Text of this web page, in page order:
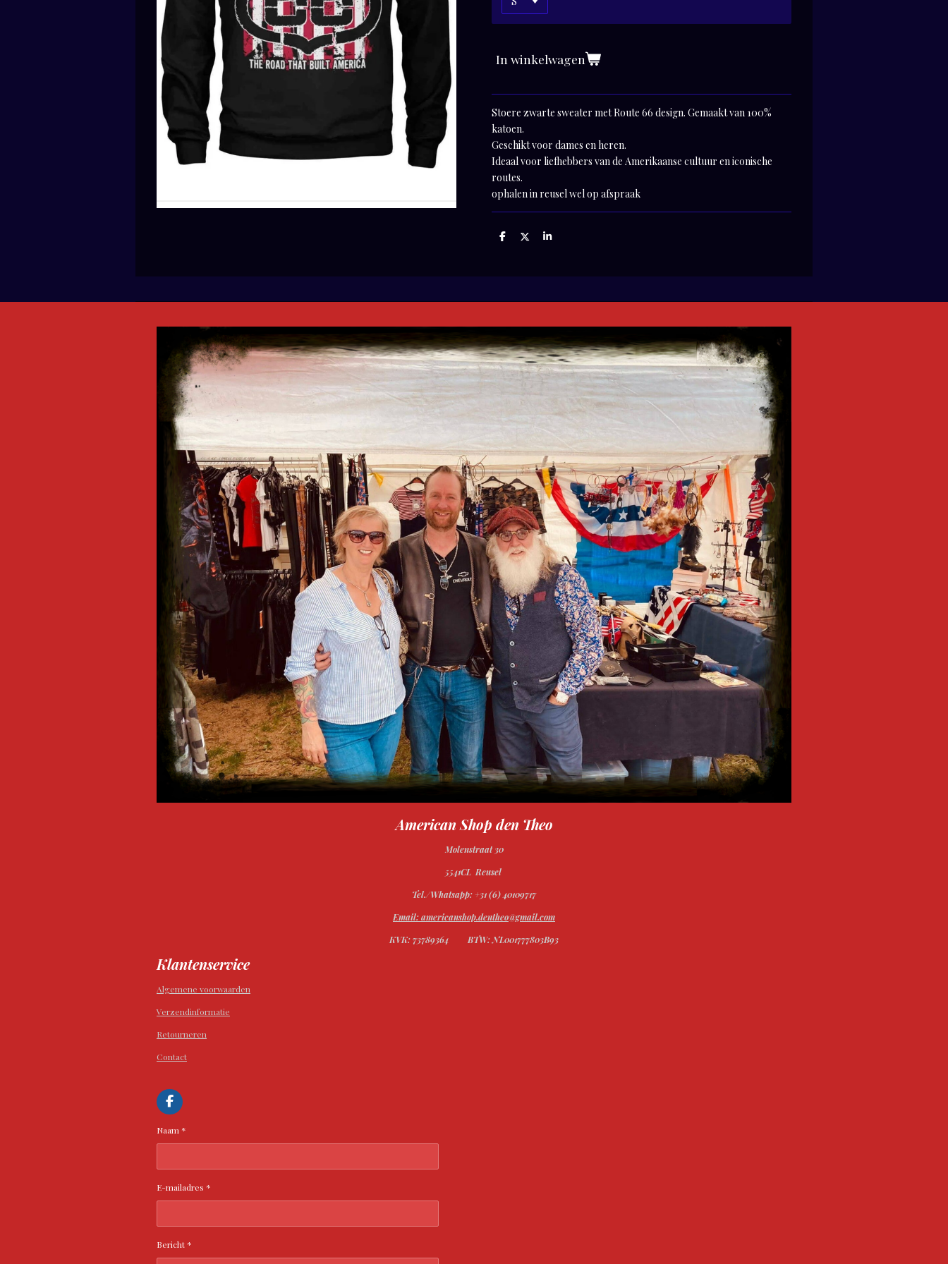
In winkelwagen
Stoere zwarte sweater met Route 66 design. Gemaakt van 100%
katoen.
Geschikt voor dames en heren.
Ideaal voor liefhebbers van de Amerikaanse cultuur en iconische
routes.
ophalen in reusel wel op afspraak
D
D
S
American Shop den Theo
Molenstraat 30
5541CL Reusel
Tel./Whatsapp: +31 (6) 40109717
Email: americanshop.dentheo@gmail.com
KVK: 73789364 BTW: NL001777803B93
Klantenservice
Algemene voorwaarden
Verzendinformatie
Retourneren
Contact
F
a
c
o
k
Naam *
E-mailadres *
Bericht *